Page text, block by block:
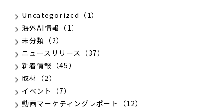
Uncategorized（1）
海外AI情報（1）
未分類（2）
ニュースリリース（37）
新着情報（45）
取材（2）
イベント（7）
動画マーケティングレポート（12）